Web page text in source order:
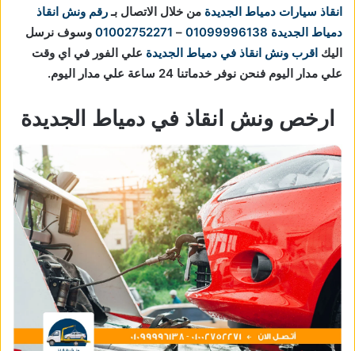
انقاذ سيارات دمياط الجديدة من خلال الاتصال بـرقم ونش انقاذ
دمياط الجديدة 01099996138
–
01002752271 وسوف نرسل
اليك اقرب ونش انقاذ في دمياط الجديدة علي الفور في اي وقت
علي مدار اليوم فنحن نوفر خدماتنا 24 ساعة علي مدار اليوم.
ارخص ونش انقاذ في دمياط الجديدة